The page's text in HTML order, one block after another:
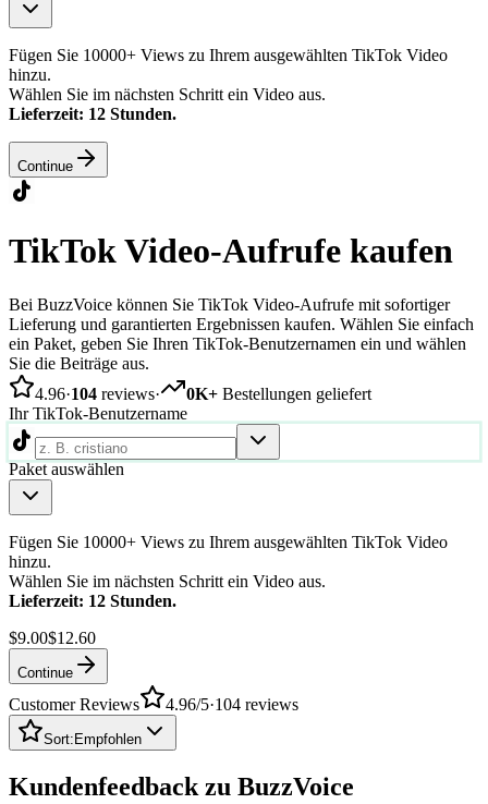
Fügen Sie 10000+ Views zu Ihrem ausgewählten TikTok Video
hinzu.
Wählen Sie im nächsten Schritt ein Video aus.
Lieferzeit: 12 Stunden.
Continue
TikTok Video-Aufrufe kaufen
Bei BuzzVoice können Sie TikTok Video-Aufrufe mit sofortiger
Lieferung und garantierten Ergebnissen kaufen. Wählen Sie einfach
ein Paket, geben Sie Ihren TikTok-Benutzernamen ein und wählen
Sie die Beiträge aus.
4.96·104 reviews· 0K+ Bestellungen geliefert
Ihr TikTok-Benutzername
Paket auswählen
Fügen Sie 10000+ Views zu Ihrem ausgewählten TikTok Video
hinzu.
Wählen Sie im nächsten Schritt ein Video aus.
Lieferzeit: 12 Stunden.
$9.00$12.60
Continue
Customer Reviews 4.96/5·104 reviews
Sort: Empfohlen
Kundenfeedback zu BuzzVoice